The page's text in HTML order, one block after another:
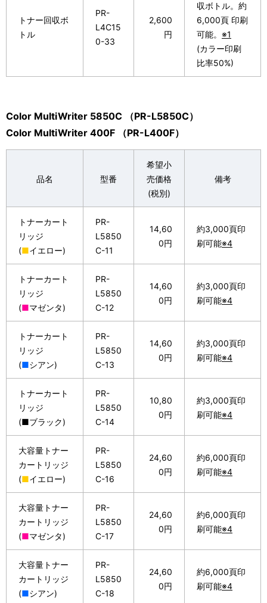
トナー回収ボ
トル
PR-
L4C15
0-33
2,600
円
収ボトル。約
6,000頁 印刷
可能。 ※1
(カラー印刷
比率50%)
Color MultiWriter 5850C （PR-L5850C）
Color MultiWriter 400F （PR-L400F）
品名 型番
希望小
売価格
(税別)
備考
トナーカート
リッジ
(■イエロー)
PR-
L5850
C-11
14,60
0円
約3,000頁印
刷可能※4
トナーカート
リッジ
(■マゼンタ)
PR-
L5850
C-12
14,60
0円
約3,000頁印
刷可能※4
トナーカート
リッジ
(■シアン)
PR-
L5850
C-13
14,60
0円
約3,000頁印
刷可能※4
トナーカート
リッジ
(■ブラック)
PR-
L5850
C-14
10,80
0円
約3,000頁印
刷可能※4
大容量トナー
カートリッジ
(■イエロー)
PR-
L5850
C-16
24,60
0円
約6,000頁印
刷可能※4
大容量トナー
カートリッジ
(■マゼンタ)
PR-
L5850
C-17
24,60
0円
約6,000頁印
刷可能※4
大容量トナー
カートリッジ
(■シアン)
PR-
L5850
C-18
24,60
0円
約6,000頁印
刷可能※4